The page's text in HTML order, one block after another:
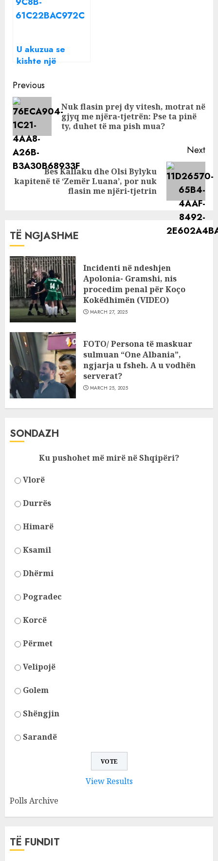
U akuzua se
kishte një
gruan e
bashkëthemeluesit
të Google,
reagon Elon Musk
Continue
Reading
Previous
Nuk flasin prej dy vitesh, motrat në
gjyq me njëra-tjetrën: Pse ta pinë
ty, duhet të ma pish mua?
Next
Next
Bes Kallaku dhe Olsi Bylyku
kapitenë të ‘Zemër Luana’, por nuk
flasin me njëri-tjetrin
TË NGJASHME
Incidenti në ndeshjen
Apolonia- Gramshi, nis
procedim penal për Koço
Kokëdhimën (VIDEO)
MARCH 27, 2025
FOTO/ Persona të maskuar
sulmuan “One Albania”,
ngjarja u fsheh. A u vodhën
serverat?
MARCH 25, 2025
SONDAZH
Ku pushohet më mirë në Shqipëri?
Vlorë
Durrës
Himarë
Ksamil
Dhërmi
Pogradec
Korcë
Përmet
Velipojë
Golem
Shëngjin
Sarandë
View Results
Polls Archive
TË FUNDIT